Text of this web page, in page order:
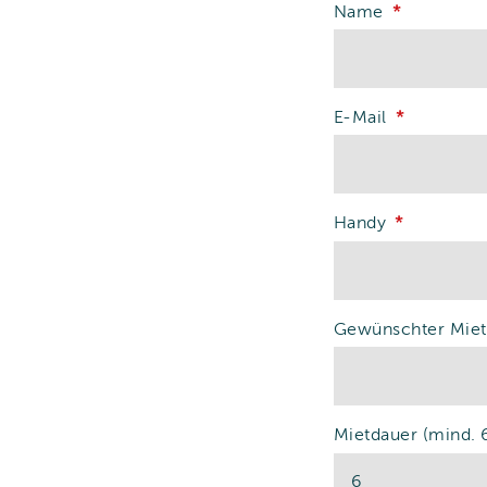
Name
E-Mail
Handy
Gewünschter
Mietdauer (mind.